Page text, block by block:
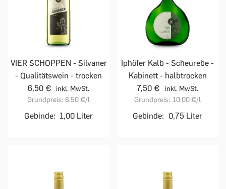
VIER SCHOPPEN - Silvaner
- Qualitätswein - trocken
6,50 €
inkl. MwSt.
Grundpreis: 6,50 €/l
Gebinde: 1,00 Liter
Iphöfer Kalb - Scheurebe -
Kabinett - halbtrocken
7,50 €
inkl. MwSt.
Grundpreis: 10,00 €/l
Gebinde: 0,75 Liter